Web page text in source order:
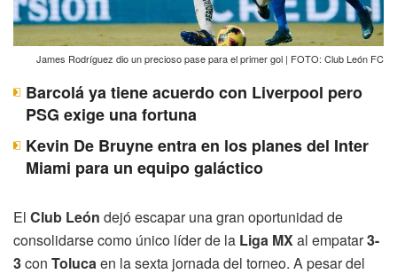
James Rodríguez dio un precioso pase para el primer gol | FOTO: Club León FC
Barcolá ya tiene acuerdo con Liverpool pero
PSG exige una fortuna
Kevin De Bruyne entra en los planes del Inter
Miami para un equipo galáctico
El Club León dejó escapar una gran oportunidad de
consolidarse como único líder de la Liga MXal empatar3-
3con Tolucaen la sexta jornada del torneo. A pesar del